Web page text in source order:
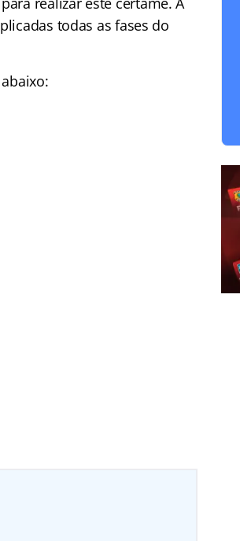
todas as fases do